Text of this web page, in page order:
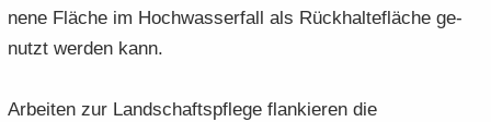
ne­ne Flä­che im Hoch­was­ser­fall als Rück­hal­te­flä­che ge­
nutzt wer­den kann.
Ar­bei­ten zur Land­schafts­pfle­ge flan­kie­ren die